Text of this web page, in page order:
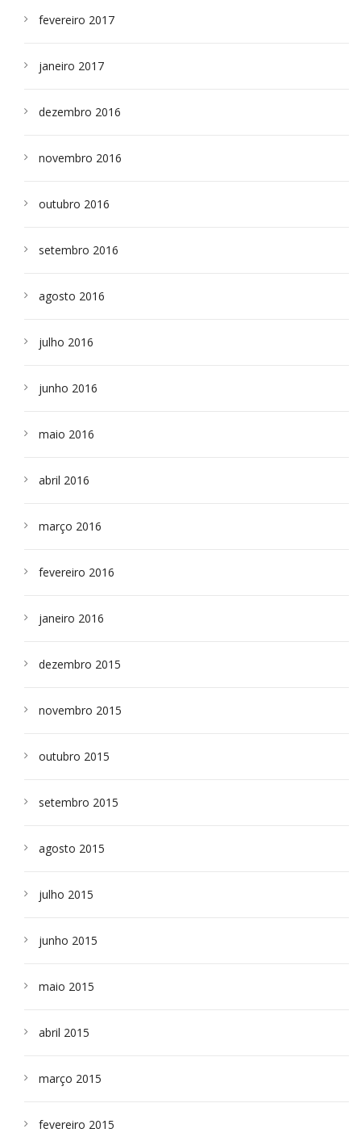
fevereiro 2017
janeiro 2017
dezembro 2016
novembro 2016
outubro 2016
setembro 2016
agosto 2016
julho 2016
junho 2016
maio 2016
abril 2016
março 2016
fevereiro 2016
janeiro 2016
dezembro 2015
novembro 2015
outubro 2015
setembro 2015
agosto 2015
julho 2015
junho 2015
maio 2015
abril 2015
março 2015
fevereiro 2015